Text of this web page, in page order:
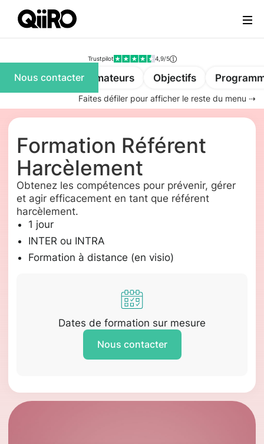
Webflow Homepage
Services
À
propos
Se
connecter
Nous
contacter
Trustpilot 4,9/5
Pour qui ? Formateurs Objectifs
Nous contacter
Faites défiler pour afficher le reste du menu ⇢
Formation Référent
Harcèlement
Obtenez les compétences pour prévenir, gérer
et agir efficacement en tant que référent
harcèlement.
1 jour
INTER ou INTRA
Formation à distance (en visio)
Dates de formation sur mesure
Nous contacter